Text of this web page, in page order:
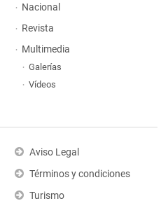
Nacional
Revista
Multimedia
Galerías
Vídeos
Aviso Legal
Términos y condiciones
Turismo